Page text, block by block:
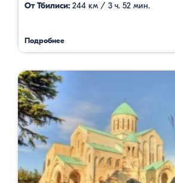
От Тбилиси: 244 км / 3 ч. 52 мин.
Подробнее